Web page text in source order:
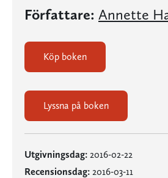
Författare: Annette
Köp boken
Lyssna på boken
Utgivningsdag: 2016-02-22
Recensionsdag: 2016-03-11